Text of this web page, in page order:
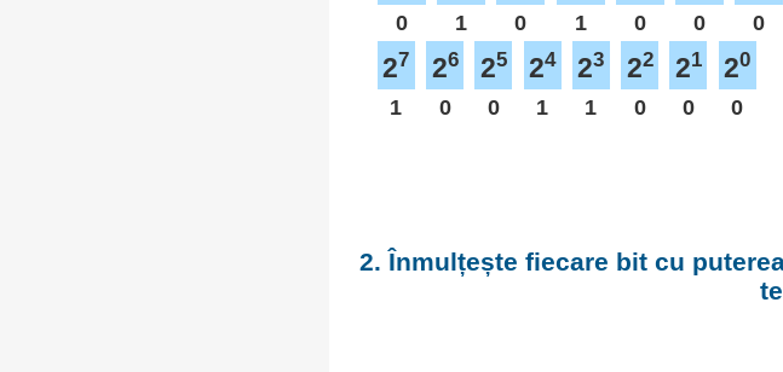
0
1
0
1
0
0
0
27
1
26
0
25
0
24
1
23
1
22
0
21
0
20
0
2. Înmulțește fiecare bit cu